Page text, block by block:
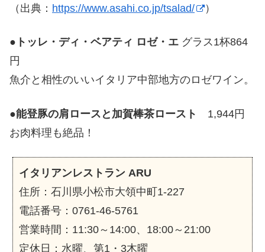
（出典： https://www.asahi.co.jp/tsalad/ ）
● トッレ・ディ・ベアティ ロゼ・エ グラス1杯864
円
魚介と相性のいいイタリア中部地方のロゼワイン。
●能登豚の肩ロースと加賀棒茶ロースト
1,944円
お肉料理も絶品！
イタリアンレストラン ARU
住所：石川県小松市大領中町1-227
電話番号：0761-46-5761
営業時間：11:30～14:00、18:00～21:00
定休日：水曜、第1・3木曜